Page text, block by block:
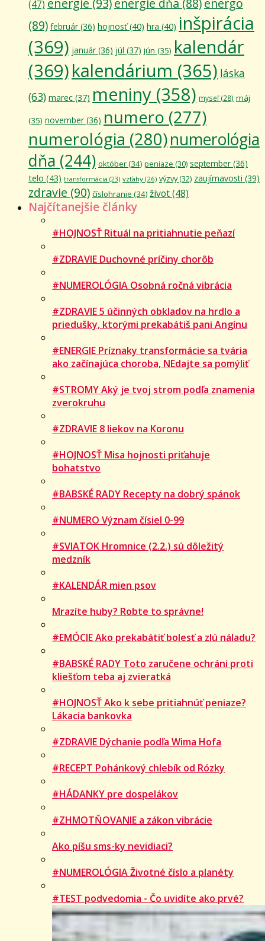
(47)
(89) február (36) hojnosť(40) hra (40) inšpirácia
(369) január (36) júl (37) jún (35) kalendár
(369)kalendárium (365) láska
(63) marec (37) meniny (358) myseľ(28) máj
(35) november (36) numero (277)
numerológia (280)numerológia
dňa (244) október(34) peniaze (30) september (36)
telo (43) transformácia (23) vzťahy (26) výzvy(32) zaujímavosti (39)
zdravie (90) číslohranie (34) život(48)
Najčítanejšie články
#HOJNOSŤ Rituál na pritiahnutie peňazí
#ZDRAVIE Duchovné príčiny chorôb
#NUMEROLÓGIA Osobná ročná vibrácia
#ZDRAVIE 5 účinných obkladov na hrdlo a
priedušky, ktorými prekabátiš pani Angínu
#ENERGIE Príznaky transformácie sa tvária
ako začínajúca choroba, NEdajte sa pomýliť
#STROMY Aký je tvoj strom podľa znamenia
zverokruhu
#ZDRAVIE 8 liekov na Koronu
#HOJNOSŤ Misa hojnosti priťahuje
bohatstvo
#BABSKÉ RADY Recepty na dobrý spánok
#NUMERO Význam čísiel 0-99
#SVIATOK Hromnice (2.2.) sú dôležitý
medzník
#KALENDÁR mien psov
Mrazíte huby? Robte to správne!
#EMÓCIE Ako prekabátiť bolesť a zlú náladu?
#BABSKÉ RADY Toto zaručene ochráni proti
kliešťom teba aj zvieratká
#HOJNOSŤ Ako k sebe pritiahnúť peniaze?
Lákacia bankovka
#ZDRAVIE Dýchanie podľa Wima Hofa
#RECEPT Pohánkový chlebík od Rózky
#HÁDANKY pre dospelákov
#ZHMOTŇOVANIE a zákon vibrácie
Ako píšu sms-ky nevidiaci?
#NUMEROLÓGIA Životné číslo a planéty
#TEST podvedomia - Čo uvidíte ako prvé?